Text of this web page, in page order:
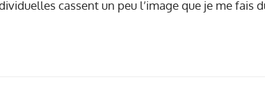
cassent un peu l’image que je me fais